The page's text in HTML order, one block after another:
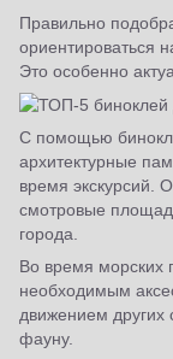
Правильно
ориентироваться
Это особенно
С помощью
архитектурные
время экскурсий.
смотровые
города.
Во время морских
необходимым
движением других
фауну.